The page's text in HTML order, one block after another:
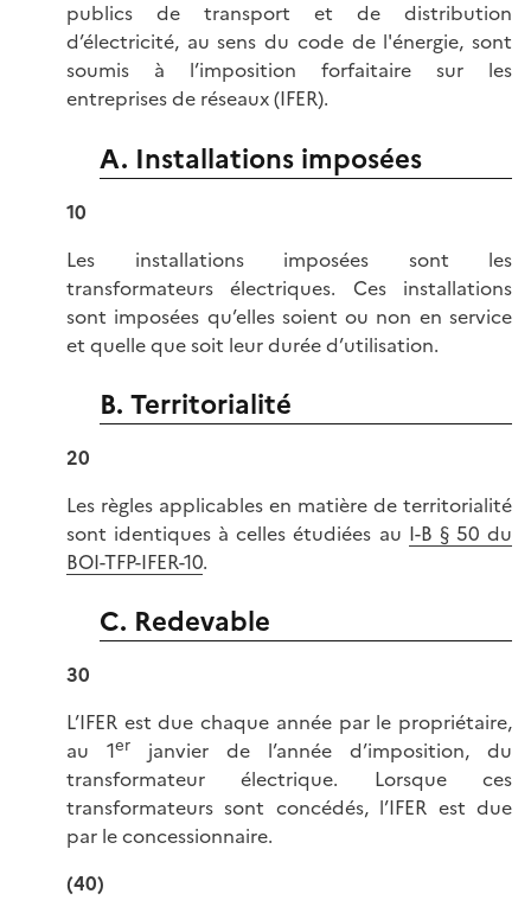
publics de transport et de distribution
d’électricité, au sens du code de l'énergie, sont
soumis à l’imposition forfaitaire sur les
entreprises de réseaux (IFER).
A. Installations imposées
10
Les installations imposées sont les
transformateurs électriques. Ces installations
sont imposées qu’elles soient ou non en service
et quelle que soit leur durée d’utilisation.
B. Territorialité
20
Les règles applicables en matière de territorialité
sont identiques à celles étudiées au I-B § 50 du
BOI-TFP-IFER-10.
C. Redevable
30
L’IFER est due chaque année par le propriétaire,
au 1er janvier de l’année d’imposition, du
transformateur électrique. Lorsque ces
transformateurs sont concédés, l’IFER est due
par le concessionnaire.
(40)